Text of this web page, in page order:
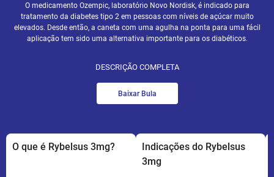
O medicamento Ozempic, laboratório Novo Nordisk, é indicado para
tratamento da diabetes tipo 2 em pessoas com níveis de açúcar muito
elevados. Desde então, a caneta com uma agulha na ponta para uma fácil
aplicação tem sido uma alternativa importante para os diabéticos.
DESCRIÇÃO COMPLETA
Baixar Bula
O que é Rybelsus 3mg?
Indicações do Rybelsus
3mg